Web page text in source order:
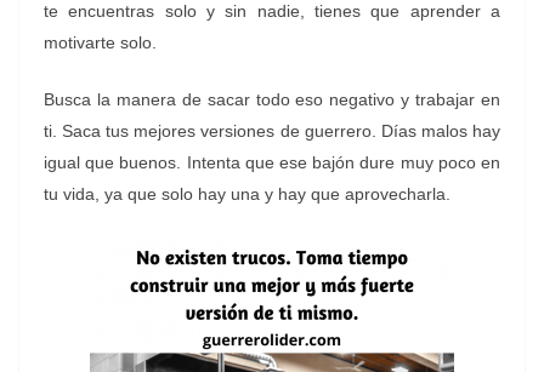
te encuentras solo y sin nadie, tienes que aprender a
motivarte solo.
Busca la manera de sacar todo eso negativo y trabajar en
ti. Saca tus mejores versiones de guerrero. Días malos hay
igual que buenos. Intenta que ese bajón dure muy poco en
tu vida, ya que solo hay una y hay que aprovecharla.